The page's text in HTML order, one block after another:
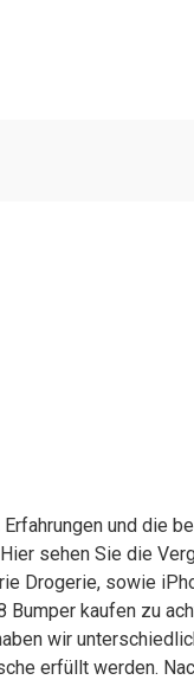
und die
sehen Sie die
Drogerie, sowie
kaufen zu
wir
erfüllt werden.